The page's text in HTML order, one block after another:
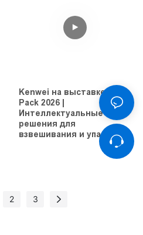
Kenwei на выставке Sino-
Pack 2026 |
Интеллектуальные
решения для
взвешивания и упаковки
2 3